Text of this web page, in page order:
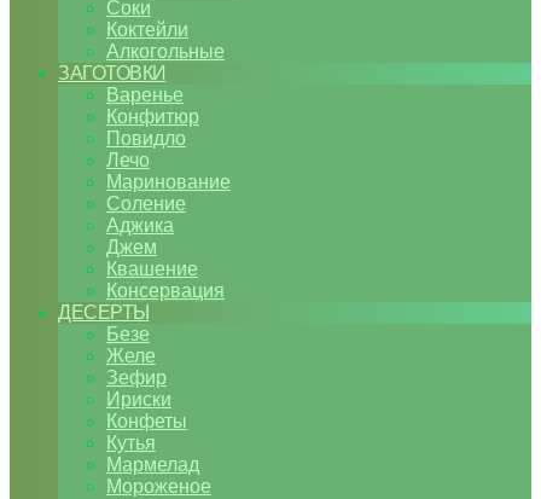
Соки
Коктейли
Алкогольные
ЗАГОТОВКИ
Варенье
Конфитюр
Повидло
Лечо
Маринование
Соление
Аджика
Джем
Квашение
Консервация
ДЕСЕРТЫ
Безе
Желе
Зефир
Ириски
Конфеты
Кутья
Мармелад
Мороженое